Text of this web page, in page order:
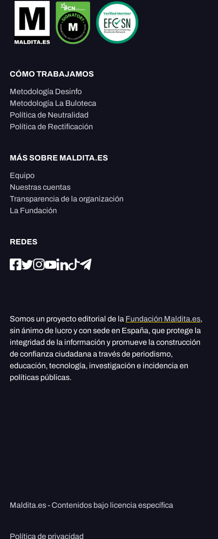
CÓMO TRABAJAMOS
Metodología Desinfo
Metodología La Buloteca
Política de Neutralidad
Política de Rectificación
MÁS SOBRE MALDITA.ES
Equipo
Nuestras cuentas
Transparencia de la organización
La Fundación
REDES
Somos un proyecto editorial de la Fundación Maldita.es,
sin ánimo de lucro y con sede en España, que protege la
integridad de la información y promueve la construcción
de confianza ciudadana a través de periodismo,
educación, tecnología, investigación e incidencia en
políticas públicas.
Maldita.es - Contenidos bajo licencia específica
Política de privacidad